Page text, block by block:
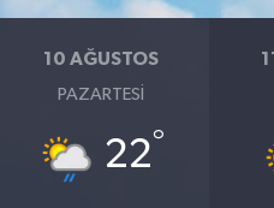
10 AĞUSTOS
PAZARTESI
22°